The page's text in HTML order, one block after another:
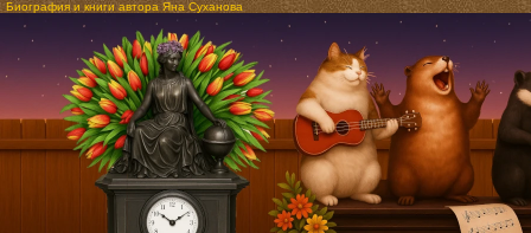
Биография и книги автора Яна Суханова